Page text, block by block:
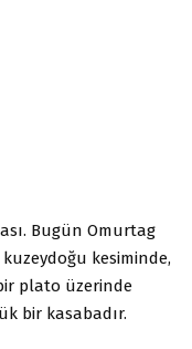
Bugün Omurtag
kesiminde,
plato üzerinde
bir kasabadır.